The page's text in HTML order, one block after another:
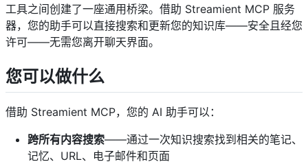
工具之间创建了一座通用桥梁。借助 Streamient MCP 服务
器，您的助手可以直接搜索和更新您的知识库——安全且经您
许可——无需您离开聊天界面。
您可以做什么 ​
借助 Streamient MCP，您的 AI 助手可以：
跨所有内容搜索——通过一次知识搜索找到相关的笔记、
记忆、URL、电子邮件和页面